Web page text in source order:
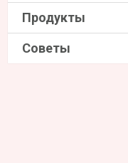
Продукты
Советы